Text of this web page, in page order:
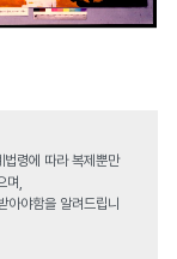
령에 따라 복제뿐만
,
아야함을 알려드립니